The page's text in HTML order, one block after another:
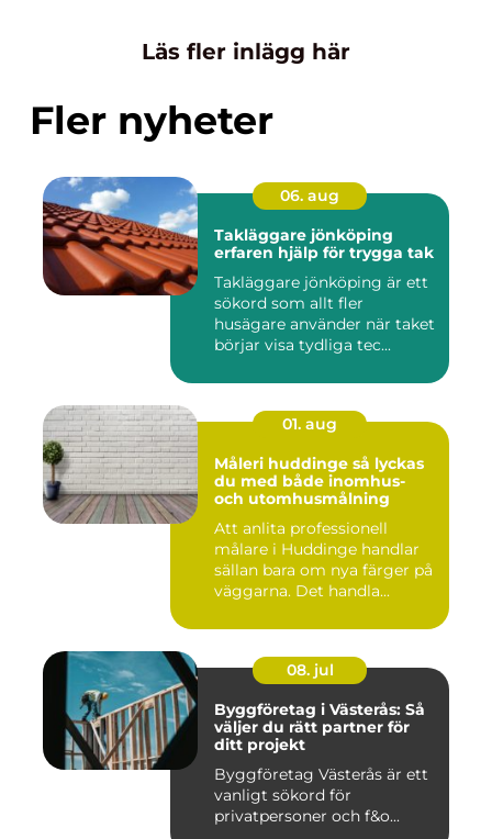
Läs fler inlägg här
Fler nyheter
06. aug
Takläggare jönköping
erfaren hjälp för trygga tak
Takläggare jönköping är ett
sökord som allt fler
husägare använder när taket
börjar visa tydliga tec...
01. aug
Måleri huddinge så lyckas
du med både inomhus-
och utomhusmålning
Att anlita professionell
målare i Huddinge handlar
sällan bara om nya färger på
väggarna. Det handla...
08. jul
Byggföretag i Västerås: Så
väljer du rätt partner för
ditt projekt
Byggföretag Västerås är ett
vanligt sökord för
privatpersoner och f&o...